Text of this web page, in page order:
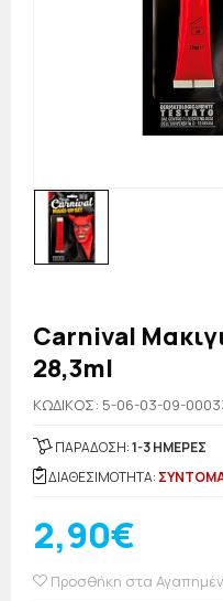
Carnival
28,3ml
KΩΔΙΚΟΣ: 5-06-03-09-
ΠΑΡΑΔΟΣΗ:1-3 ΗΜΕΡΕΣ
ΔΙΑΘΕΣΙΜΟΤΗΤΑ:
2,90€
Προσθήκη στα